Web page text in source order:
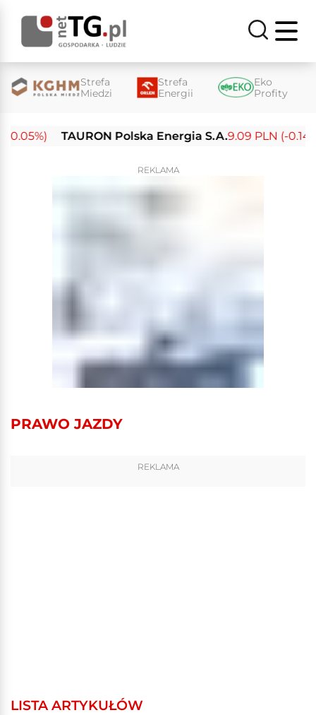
Strefa
Miedzi
Strefa
Energii
Eko
Profity
TAURON Polska Energia S.A.9.09 PLN (-0.14%)
REKLAMA
PRAWO JAZDY
REKLAMA
LISTA ARTYKUŁÓW